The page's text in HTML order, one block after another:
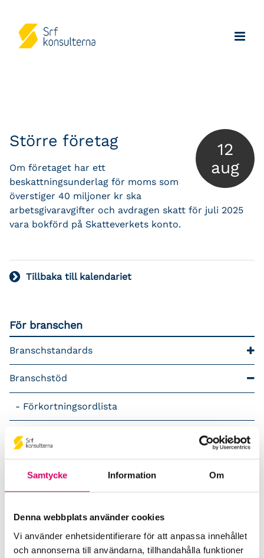
Samtycke Information Om
Denna webbplats använder cookies
Vi använder enhetsidentifierare för att anpassa innehållet
och annonserna till användarna, tillhandahålla funktioner
12
aug
Större företag
Om företaget har ett
beskattningsunderlag för moms som
överstiger 40 miljoner kr ska
arbetsgivaravgifter och avdragen skatt för juli 2025
vara bokförd på Skatteverkets konto.
Tillbaka till kalendariet
För branschen
Branschstandards
Branschstöd
Förkortningsordlista
Kommunikationsstöd – Snacka lön
LAP – Svensk Löneartsplan
Lönepodden
Rådgivning i redovisningsbranschen
Srf Uttalanden och vägledningar